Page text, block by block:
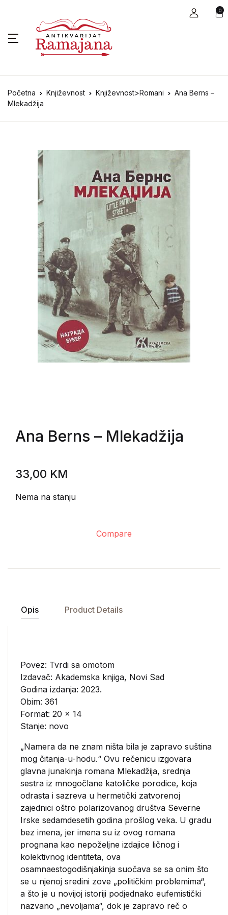
0
Početna Književnost Književnost>Romani
Ana Berns –
Mlekadžija
Ana Berns – Mlekadžija
33,00 KM
Nema na stanju
Compare
Opis Product Details
Povez: Tvrdi sa omotom
Izdavač: Akademska knjiga, Novi Sad
Godina izdanja: 2023.
Obim: 361
Format: 20 x 14
Stanje: novo
„Namera da ne znam ništa bila je zapravo suština
mog čitanja-u-hodu.“ Ovu rečenicu izgovara
glavna junakinja romana Mlekadžija, srednja
sestra iz mnogočlane katoličke porodice, koja
odrasta i sazreva u hermetički zatvorenoj
zajednici oštro polarizovanog društva Severne
Irske sedamdesetih godina prošlog veka. U gradu
bez imena, jer imena su iz ovog romana
prognana kao nepoželjne izdajice ličnog i
kolektivnog identiteta, ova
osamnaestogodišnjakinja suočava se sa onim što
se u njenoj sredini zove „političkim problemima“,
a što je u novijoj istoriji podjednako eufemistički
nazvano „nevoljama“, dok je zapravo reč o